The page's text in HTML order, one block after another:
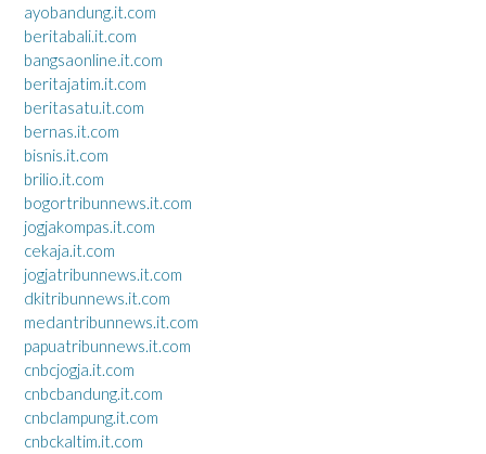
ayobandung.it.com
beritabali.it.com
bangsaonline.it.com
beritajatim.it.com
beritasatu.it.com
bernas.it.com
bisnis.it.com
brilio.it.com
bogortribunnews.it.com
jogjakompas.it.com
cekaja.it.com
jogjatribunnews.it.com
dkitribunnews.it.com
medantribunnews.it.com
papuatribunnews.it.com
cnbcjogja.it.com
cnbcbandung.it.com
cnbclampung.it.com
cnbckaltim.it.com